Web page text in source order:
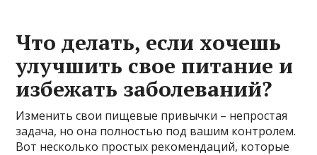
Что делать, если хочешь
улучшить свое питание и
избежать заболеваний?
Изменить свои пищевые привычки – непростая
задача, но она полностью под вашим контролем.
Вот несколько простых рекомендаций, которые